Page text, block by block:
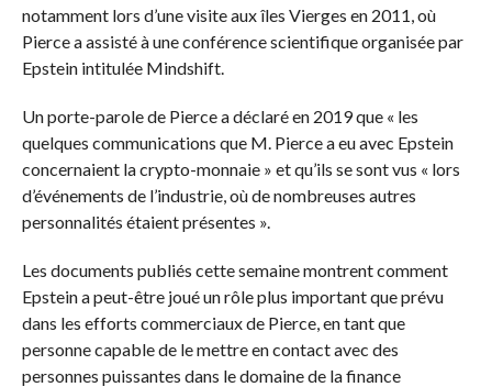
notamment lors d’une visite aux îles Vierges en 2011, où
Pierce a assisté à une conférence scientifique organisée par
Epstein intitulée Mindshift.
Un porte-parole de Pierce a déclaréen 2019que « les
quelques communications que M. Pierce a eu avec Epstein
concernaient la crypto-monnaie » et qu’ils se sont vus « lors
d’événements de l’industrie, où de nombreuses autres
personnalités étaient présentes ».
Les documents publiés cette semaine montrent comment
Epstein a peut-être joué un rôle plus important que prévu
dans les efforts commerciaux de Pierce, en tant que
personne capable de le mettre en contact avec des
personnes puissantes dans le domaine de la finance